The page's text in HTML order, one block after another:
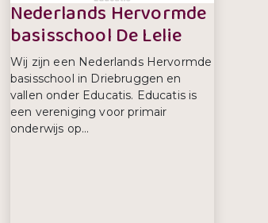
Nederlands Hervormde
basisschool De Lelie
Wij zijn een Nederlands Hervormde
basisschool in Driebruggen en
vallen onder Educatis. Educatis is
een vereniging voor primair
onderwijs op...